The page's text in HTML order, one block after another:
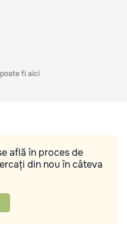
fi aici
află în proces de
din nou în câteva